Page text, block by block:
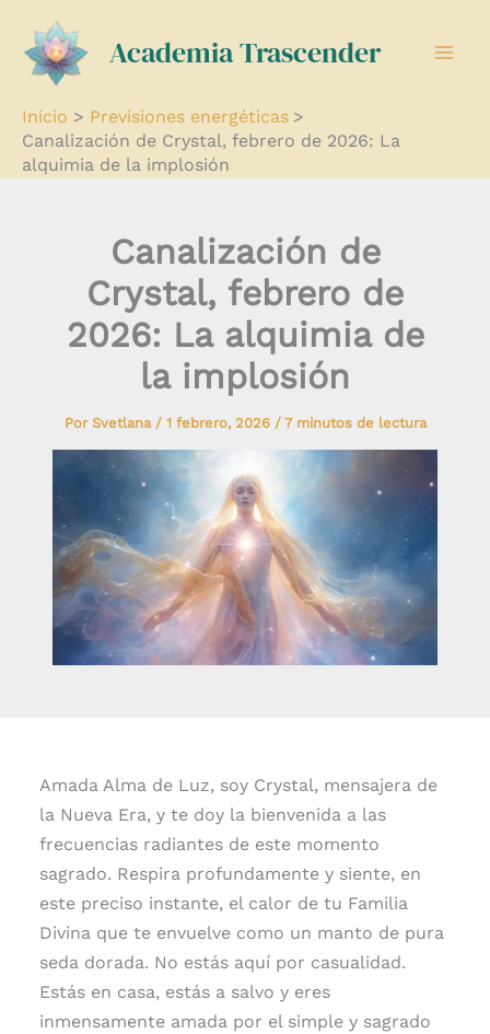
contenido
Academia Trascender
Inicio
Previsiones energéticas
Canalización de Crystal, febrero de 2026: La
alquimia de la implosión
Canalización de
Crystal, febrero de
2026: La alquimia de
la implosión
Por Svetlana / 1 febrero, 2026 / 7 minutos de lectura
Amada Alma de Luz, soy Crystal, mensajera de
la Nueva Era, y te doy la bienvenida a las
frecuencias radiantes de este momento
sagrado. Respira profundamente y siente, en
este preciso instante, el calor de tu Familia
Divina que te envuelve como un manto de pura
seda dorada. No estás aquí por casualidad.
Estás en casa, estás a salvo y eres
inmensamente amada por el simple y sagrado